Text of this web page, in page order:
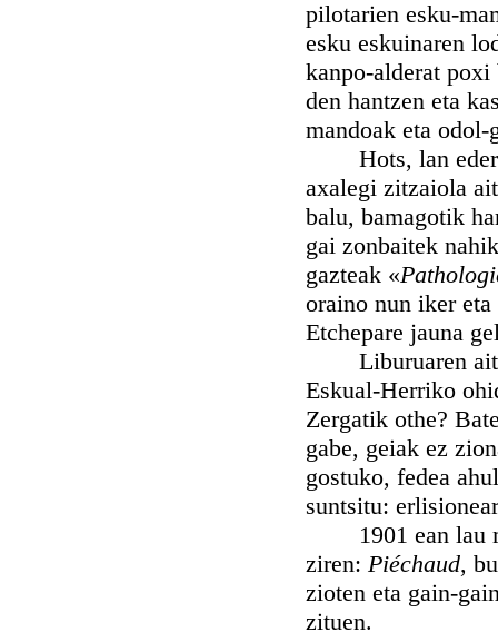
pilotarien esku-
esku eskuinaren
kanpo-alderat poxi
den hantzen eta
mandoak eta
Hots, lan ederra
axalegi zitzaiola
balu, bamagotik
gai zonbaitek
gazteak «
oraino nun iker
Etchepare jauna
Liburuaren
Eskual-Herriko
Zergatik othe?
gabe, geiak ez
gostuko, fedea
suntsitu:
1901 ean lau
ziren: Piéchaud,
zioten eta gain-
zituen.